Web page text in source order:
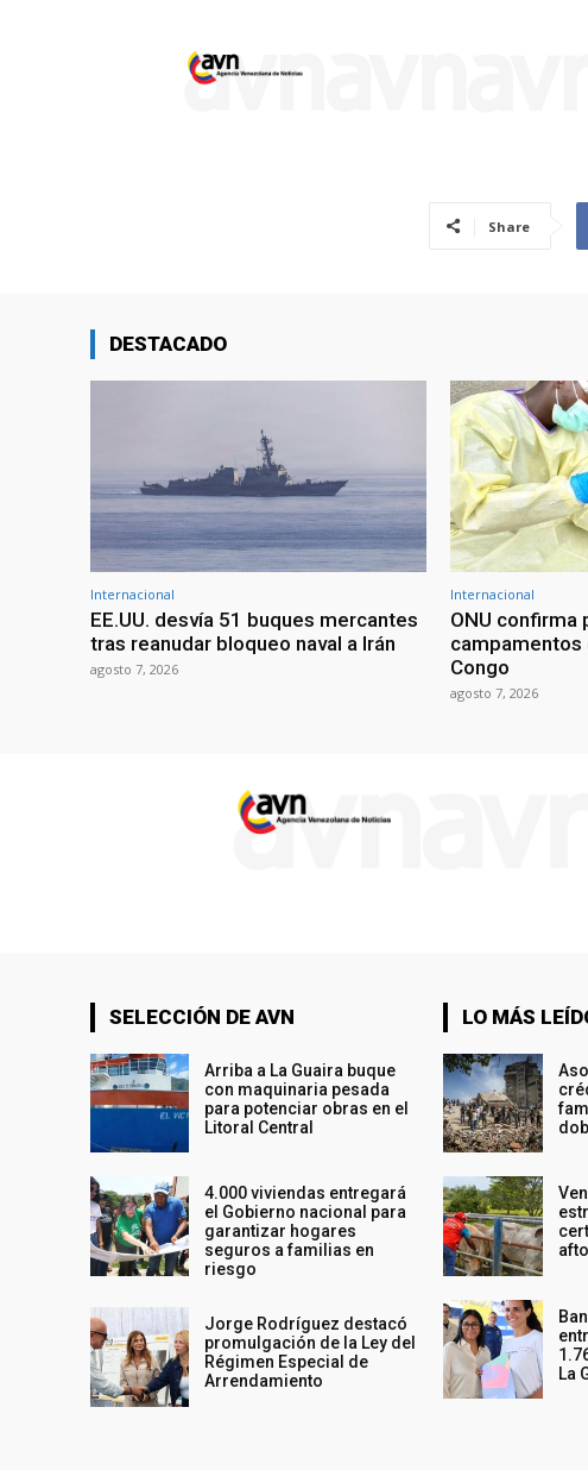
Share
DESTACADO
Internacional
EE.UU. desvía 51 buques mercantes
tras reanudar bloqueo naval a Irán
agosto 7, 2026
Internacional
ONU confirma
campamentos
Congo
agosto 7, 2026
SELECCIÓN DE AVN
Arriba a La Guaira buque
con maquinaria pesada
para potenciar obras en el
Litoral Central
4.000 viviendas entregará
el Gobierno nacional para
garantizar hogares
seguros a familias en
riesgo
Jorge Rodríguez destacó
promulgación de la Ley del
Régimen Especial de
Arrendamiento
LO MÁS
La